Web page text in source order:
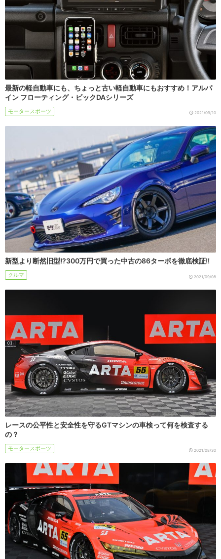
最新の軽自動車にも、ちょっと古い軽自動車にもおすすめ！アルパ
イン フローティング・ビックDAシリーズ
モータースポーツ 2021/09/10
新型より断然旧型!?300万円で買った中古の86ターボを徹底検証!!
クルマ 2021/09/08
レースの公平性と安全性を守るGTマシンの車検って何を検査する
の？
モータースポーツ 2021/08/30